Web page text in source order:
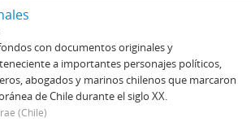
con documentos originales y
a importantes personajes políticos,
abogados y marinos chilenos que marcaron
de Chile durante el siglo XX.
(Chile)